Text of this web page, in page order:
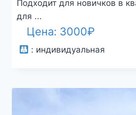
Подходит для новичков в
для ...
Цена: 3000₽
: индивидуальная